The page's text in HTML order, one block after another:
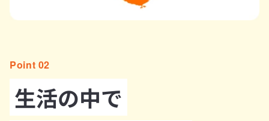
Point 02
生活の中で